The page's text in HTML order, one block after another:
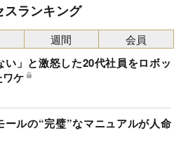
スランキング
」と激怒した20代社員をロボッ
ワケ
ールの“完璧”なマニュアルが人命
週間 会員